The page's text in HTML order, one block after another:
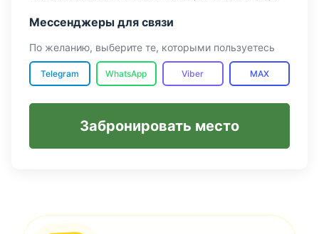
Мессенджеры для связи
По желанию, выберите те, которыми пользуетесь
Telegram WhatsApp Viber MAX
Забронировать место